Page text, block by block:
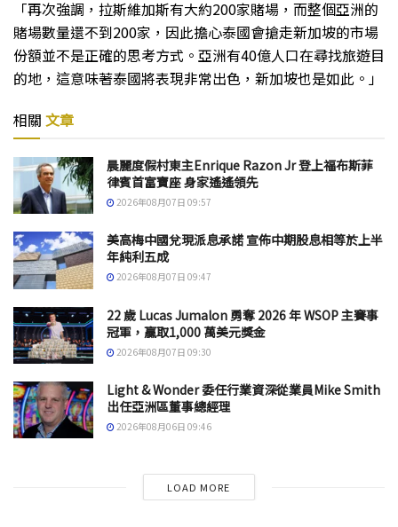
「再次強調，拉斯維加斯有大約200家賭場，而整個亞洲的
賭場數量還不到200家，因此擔心泰國會搶走新加坡的市場
份額並不是正確的思考方式。亞洲有40億人口在尋找旅遊目
的地，這意味著泰國將表現非常出色，新加坡也是如此。」
相關 文章
晨麗度假村東主Enrique Razon Jr 登上福布斯菲
律賓首富寶座 身家遙遙領先
2026年08月07日 09:57
美高梅中國兌現派息承諾 宣佈中期股息相等於上半
年純利五成
2026年08月07日 09:47
22 歲 Lucas Jumalon 勇奪 2026 年 WSOP 主賽事
冠軍，贏取1,000 萬美元獎金
2026年08月07日 09:30
Light & Wonder 委任行業資深從業員Mike Smith
出任亞洲區董事總經理
2026年08月06日 09:46
LOAD MORE